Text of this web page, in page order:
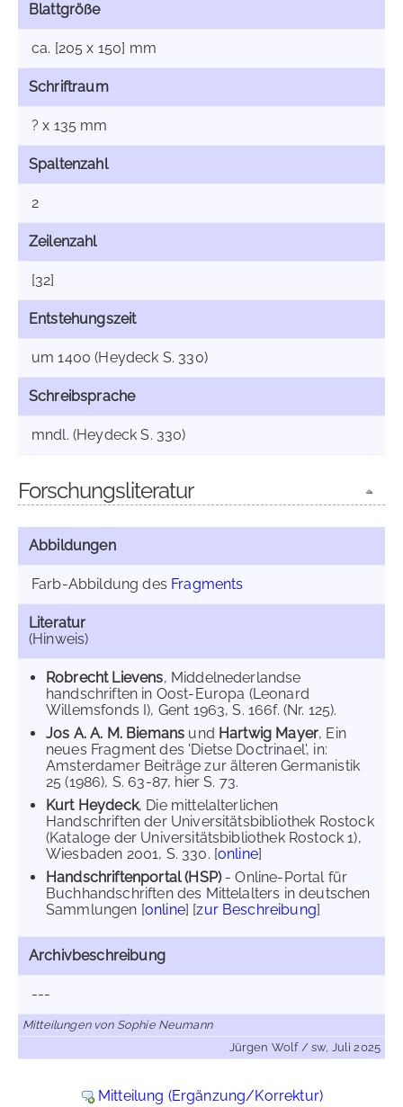
Blattgröße
ca. [205 x 150] mm
Schriftraum
? x 135 mm
Spaltenzahl
2
Zeilenzahl
[32]
Entstehungszeit
um 1400 (Heydeck S. 330)
Schreibsprache
mndl. (Heydeck S. 330)
Forschungsliteratur
Abbildungen
Farb-Abbildung des Fragments
Literatur
(Hinweis)
Robrecht Lievens, Middelnederlandse
handschriften in Oost-Europa (Leonard
Willemsfonds I), Gent 1963, S. 166f. (Nr. 125).
Jos A. A. M. Biemans und Hartwig Mayer, Ein
neues Fragment des 'Dietse Doctrinael', in:
Amsterdamer Beiträge zur älteren Germanistik
25 (1986), S. 63-87, hier S. 73.
Kurt Heydeck, Die mittelalterlichen
Handschriften der Universitätsbibliothek Rostock
(Kataloge der Universitätsbibliothek Rostock 1),
Wiesbaden 2001, S. 330. [online]
Handschriftenportal (HSP)- Online-Portal für
Buchhandschriften des Mittelalters in deutschen
Sammlungen [online] [zur Beschreibung]
Archivbeschreibung
---
Mitteilungen von Sophie Neumann
Jürgen Wolf / sw, Juli 2025
Mitteilung (Ergänzung/Korrektur)